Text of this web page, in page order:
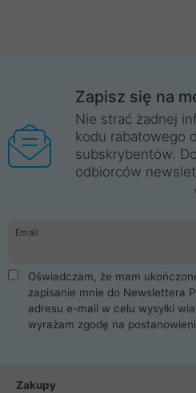
Zapisz się na
Nie strać żadnej
kodu rabatowego
subskrybentów.
odbiorców
Email
Oświadczam, że mam
zapisanie mnie do Newslettera
adresu e-mail w celu wysyłki
wyrażam zgodę na
Zakupy